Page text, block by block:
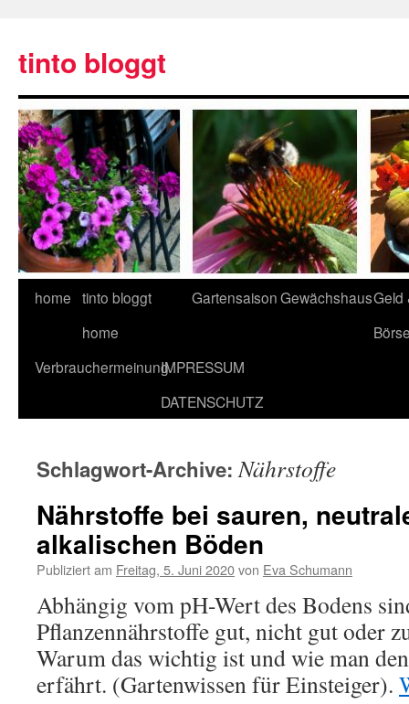
tinto bloggt
home tinto bloggt
home
GartensaisonGewächshausGeld
VerbrauchermeinungIMPRESSUM
DATENSCHUTZ
Schlagwort-Archive:Nährstoffe
Nährstoffe bei sauren,
alkalischen Böden
Publiziert am Freitag, 5. Juni 2020von Eva Schumann
Abhängig vom pH-Wert des Bodens
Pflanzennährstoffe gut, nicht gut oder
Warum das wichtig ist und wie man
erfährt. (Gartenwissen für Einsteiger).